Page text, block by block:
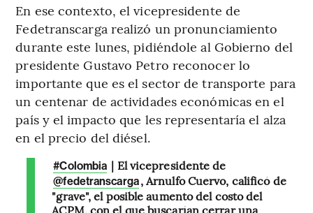
En ese contexto, el vicepresidente de
Fedetranscarga realizó un pronunciamiento
durante este lunes, pidiéndole al Gobierno del
presidente Gustavo Petro reconocer lo
importante que es el sector de transporte para
un centenar de actividades económicas en el
país y el impacto que les representaría el alza
en el precio del diésel.
#Colombia | El vicepresidente de
@fedetranscarga, Arnulfo Cuervo, calificó de
"grave", el posible aumento del costo del
ACPM, con el que buscarían cerrar una